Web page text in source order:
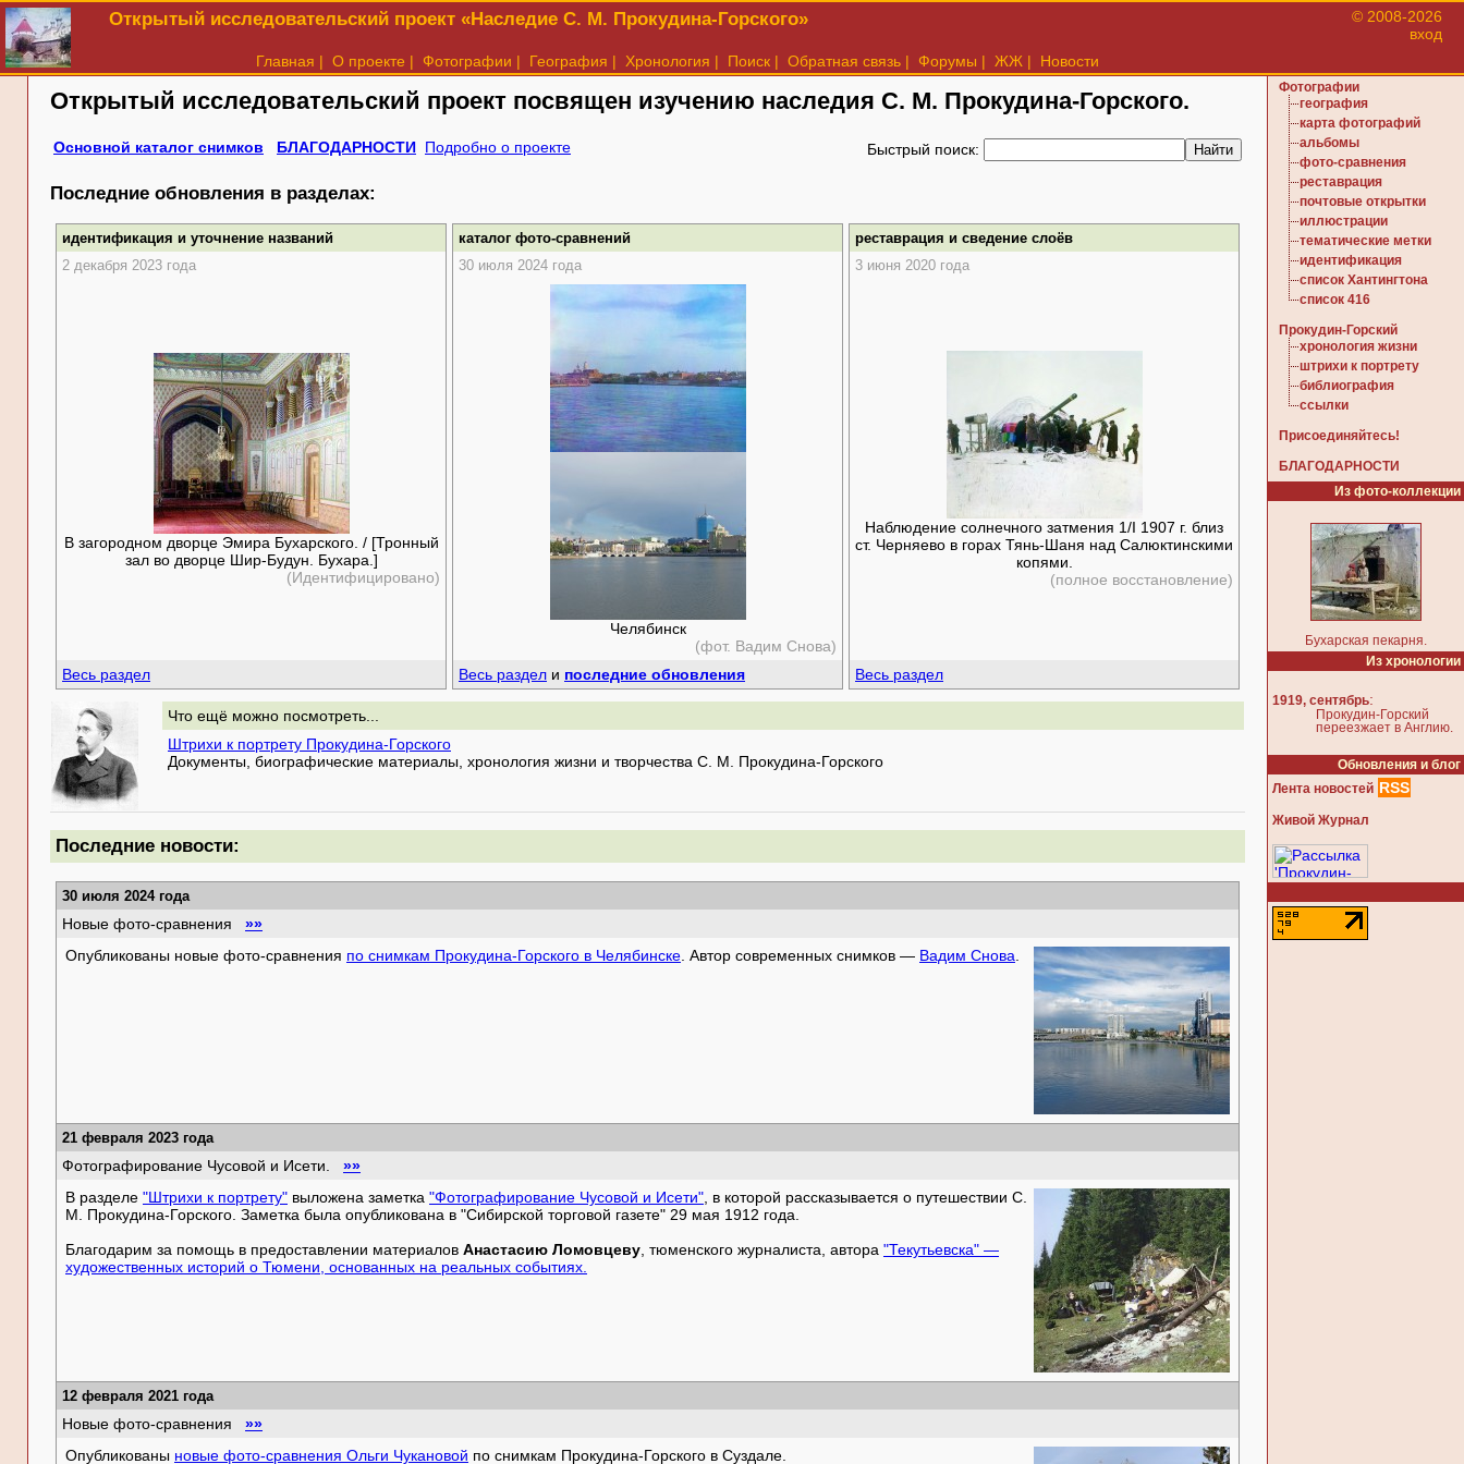
Открытый исследовательский проект «Наследие С. М. Прокудина-Горского»
© 2008-2026
вход
Главная | О проекте | Фотографии | География | Хронология | Поиск | Обратная связь | Форумы | ЖЖ | Новости
Открытый исследовательский проект посвящен изучению наследия С. М. Прокудина-Горского.
Основной каталог снимков БЛАГОДАРНОСТИ Подробно о проекте Быстрый поиск:
Последние обновления в разделах:
идентификация и уточнение названий каталог фото-сравнений
реставрация и сведение слоёв
2 декабря 2023 года
30 июля 2024 года 3 июня 2020 года
В загородном дворце Эмира Бухарского. / [Тронный
зал во дворце Шир-Будун. Бухара.]
(Идентифицировано)
Челябинск
(фот. Вадим Снова)
Наблюдение солнечного затмения 1/I 1907 г. близ
ст. Черняево в горах Тянь-Шаня над Салюктинскими
копями.
(полное восстановление)
Весь раздел Весь раздел и последние обновления Весь раздел
Что ещё можно посмотреть...
Штрихи к портрету Прокудина-Горского
Документы, биографические материалы, хронология жизни и творчества С. М. Прокудина-Горского
Последние новости:
30 июля 2024 года
Новые фото-сравнения »»
Опубликованы новые фото-сравнения по снимкам Прокудина-Горского в Челябинске. Автор современных снимков — Вадим Снова.
21 февраля 2023 года
Фотографирование Чусовой и Исети. »»
В разделе "Штрихи к портрету" выложена заметка "Фотографирование Чусовой и Исети", в которой рассказывается о путешествии С.
М. Прокудина-Горского. Заметка была опубликована в "Сибирской торговой газете" 29 мая 1912 года.
Благодарим за помощь в предоставлении материалов Анастасию Ломовцеву, тюменского журналиста, автора "Текутьевска" —
художественных историй о Тюмени, основанных на реальных событиях.
12 февраля 2021 года
Новые фото-сравнения »»
Опубликованы новые фото-сравнения Ольги Чукановой по снимкам Прокудина-Горского в Суздале.
Фотографии
география
карта фотографий
альбомы
фото-сравнения
реставрация
почтовые открытки
иллюстрации
тематические метки
идентификация
список Хантингтона
список 416
Прокудин-Горский
хронология жизни
штрихи к портрету
библиография
ссылки
Присоединяйтесь!
БЛАГОДАРНОСТИ
Из фото-коллекции
Бухарская пекарня.
Из хронологии
1919, сентябрь:
Прокудин-Горский
переезжает в Англию.
Обновления и блог
Лента новостей RSS
Живой Журнал